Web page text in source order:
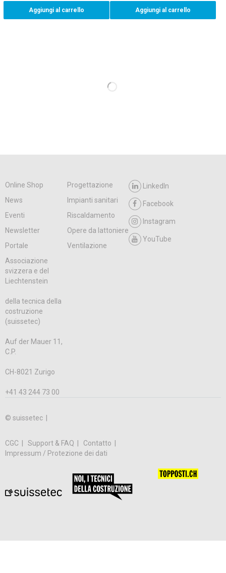
Aggiungi al carrello Aggiungi al carrello
Online Shop
Progettazione
News
Impianti sanitari
Eventi
Riscaldamento
Newsletter
Opere da lattoniere
Portale
Ventilazione
LinkedIn
Facebook
Instagram
YouTube
Associazione
svizzera e del
Liechtenstein
della tecnica della
costruzione
(suissetec)
Auf der Mauer 11,
C.P.
CH-8021 Zurigo
+41 43 244 73 00
© suissetec |
CGC Support & FAQ
Contatto
Impressum / Protezione dei dati